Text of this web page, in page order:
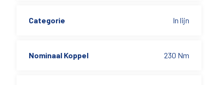
Categorie In lijn
Nominaal Koppel 230 Nm